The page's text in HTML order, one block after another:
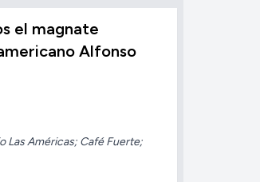
el magnate
Alfonso
Las Américas; Café Fuerte;